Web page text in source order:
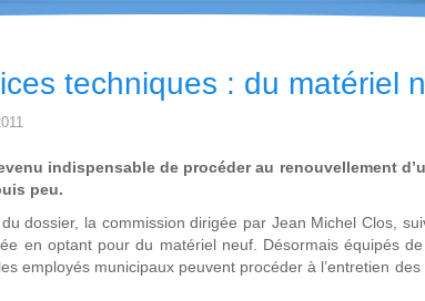
techniques : du matériel
indispensable de procéder au renouvellement
peu.
dossier, la commission dirigée par Jean Michel Clos,
en optant pour du matériel neuf. Désormais équipés
employés municipaux peuvent procéder à l’entretien